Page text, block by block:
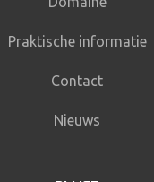
Praktische informatie
Contact
Nieuws